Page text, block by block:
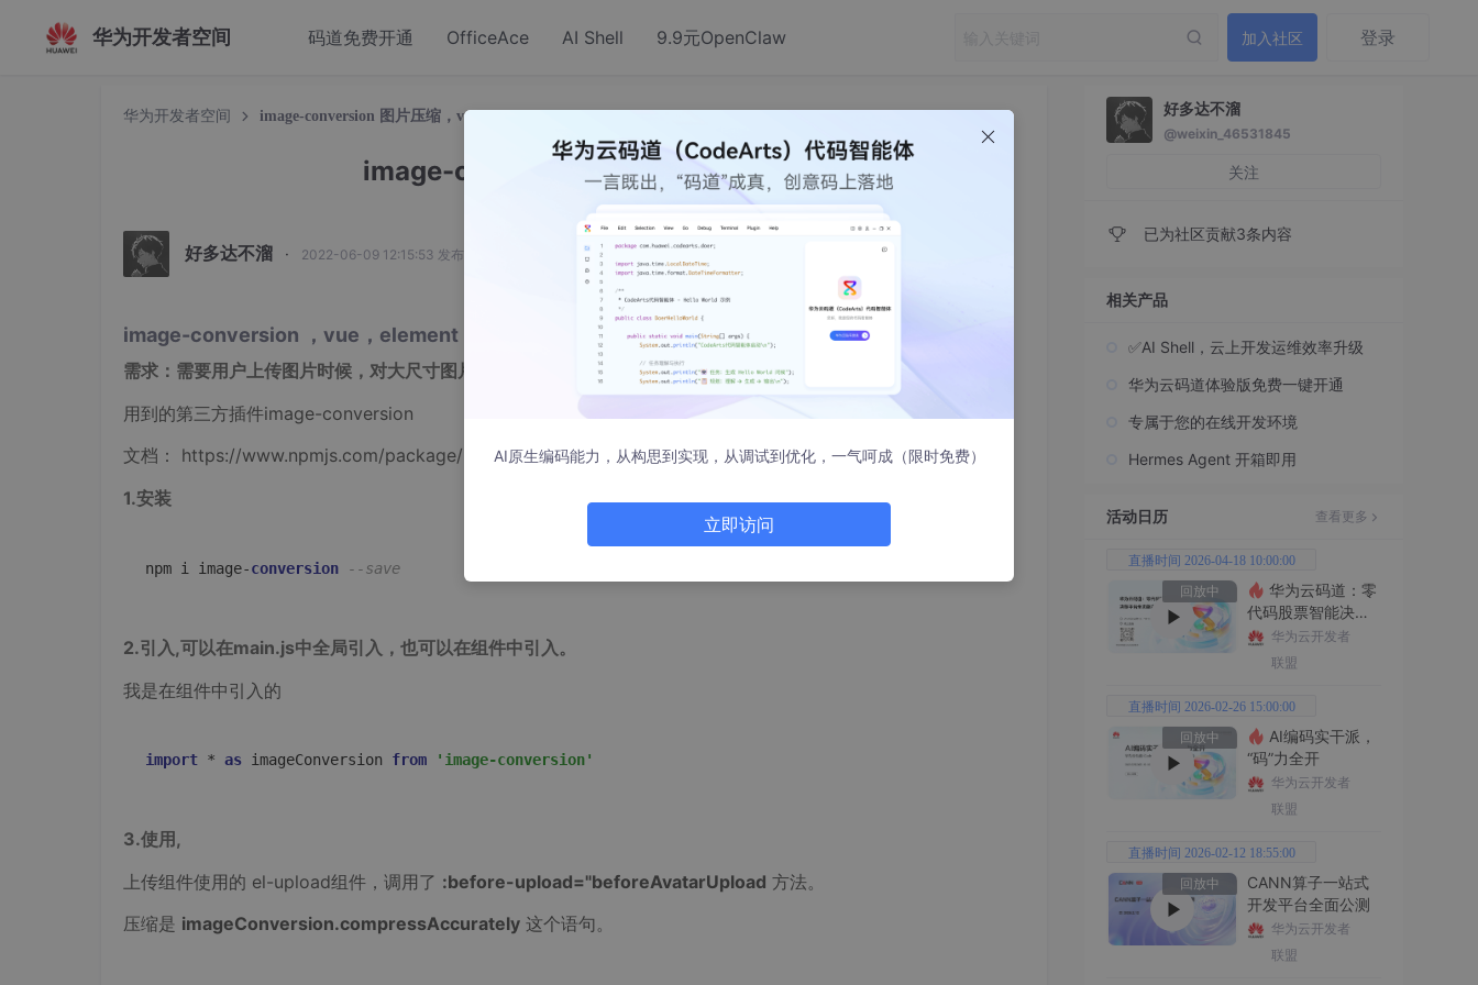
华为开发者空间 码道免费开通 OfficeAce AI Shell 9.9元OpenClaw 加入社区 登录
华为开发者空间 image-conversion 图片压缩，vue
image-conversion 图片压缩，vue
好多达不溜 · 2022-06-09 12:15:53 发布
image-conversion ，vue，element
需求：需要用户上传图片时候，对大尺寸图片进行压缩，减小图片大小，减少服务器的压力。
用到的第三方插件image-conversion
文档： https://www.npmjs.com/package/image-conversion
1.安装
npm i image-conversion --save
2.引入,可以在main.js中全局引入，也可以在组件中引入。
我是在组件中引入的
import * as imageConversion from 'image-conversion'
3.使用,
上传组件使用的 el-upload组件，调用了 :before-upload="beforeAvatarUpload 方法。
压缩是 imageConversion.compressAccurately 这个语句。
好多达不溜
@weixin_46531845
关注
已为社区贡献3条内容
相关产品
✅AI Shell，云上开发运维效率升级
华为云码道体验版免费一键开通
专属于您的在线开发环境
Hermes Agent 开箱即用
活动日历 查看更多
直播时间 2026-04-18 10:00:00
回放中
代码股票智能决策
平台全功能实战
华为云开发者
联盟
直播时间 2026-02-26 15:00:00
回放中
“码”力全开
华为云开发者
联盟
直播时间 2026-02-12 18:55:00
回放中
CANN算子一站式
开发平台全面公测
华为云开发者
联盟
AI原生编码能力，从构思到实现，从调试到优化，一气呵成（限时免费）
立即访问